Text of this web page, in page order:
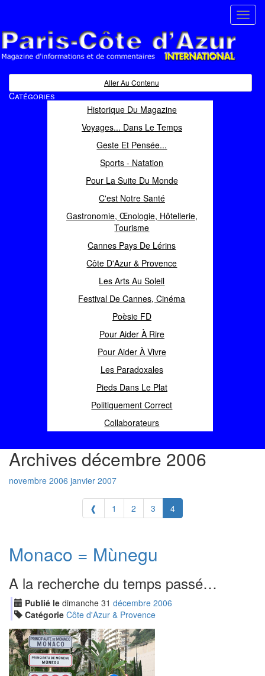
Magazine d'informations et de commentaires
Aller Au Contenu
Catégories
Historique Du Magazine
Voyages... Dans Le Temps
Geste Et Pensée...
Sports - Natation
Pour La Suite Du Monde
C'est Notre Santé
Gastronomie, Œnologie, Hôtellerie,
Tourisme
Cannes Pays De Lérins
Côte D'Azur & Provence
Les Arts Au Soleil
Festival De Cannes, Cinéma
Poèsie FD
Pour Aider À Rire
Pour Aider À Vivre
Les Paradoxales
Pieds Dans Le Plat
Politiquement Correct
Collaborateurs
Archives décembre 2006
novembre 2006 janvier 2007
❰ 1 2 3 4
Monaco = Mùnegu
A la recherche du temps passé…
Publié le dimanche 31 décembre 2006
Catégorie Côte d'Azur & Provence